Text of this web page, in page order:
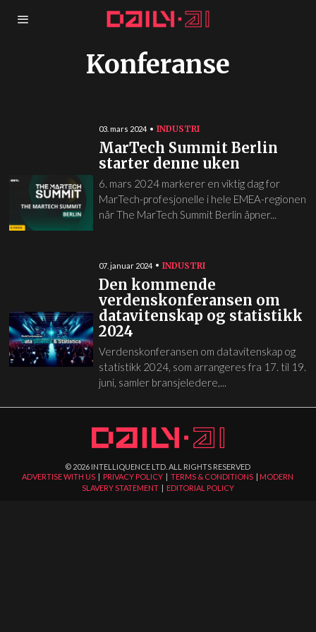
Konferanse
03. mars 2024 INDUSTRI
MarTech Summit Berlin
starter denne uken
6. mars 2024 markerer en viktig dag for
MarTech-profesjonelle i hele EMEA-regionen
når The MarTech Summit Berlin åpner...
07. januar 2024 INDUSTRI
Den kommende
verdenskonferansen om
datavitenskap og statistikk
2024
Verdenskonferansen om datavitenskap og
statistikk 2024, som arrangeres fra 17. til 19.
juni, samler bransjeledere,...
© 2026 INTELLIQUENCE LTD. ALL RIGHTS RESERVED
ADVERTISE WITH US
PRIVACY POLICY |TERMS & CONDITIONS
MODERN
SLAVERY STATEMENT| EDITORIAL POLICY